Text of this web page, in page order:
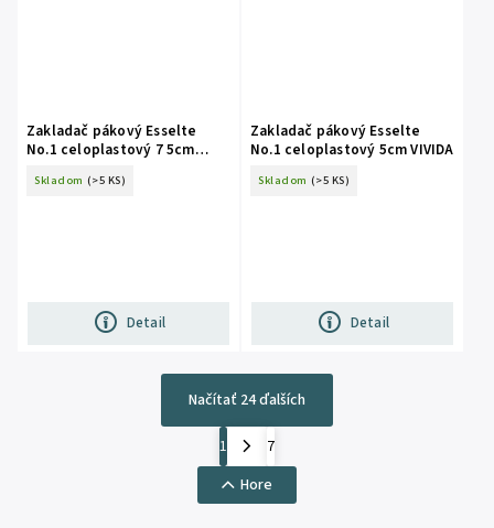
Zakladač pákový Esselte
No.1 celoplastový 7 5cm
Skladom (>5 KS)
Detail
Zakladač pákový Esselte
No.1 celoplastový 5cm VIVIDA
Skladom (>5 KS)
Detail
Načítať 24 ďalších
1
7
Hore